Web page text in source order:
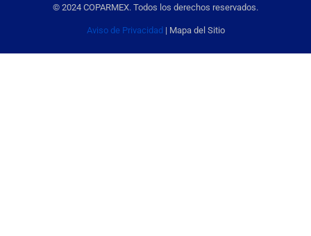
© 2024 COPARMEX. Todos los derechos reservados.
Aviso de Privacidad | Mapa del Sitio